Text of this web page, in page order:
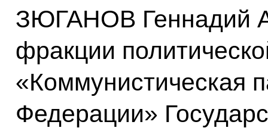
ЗЮГАНОВ Геннадий
фракции
«Коммунистическая
Федерации»